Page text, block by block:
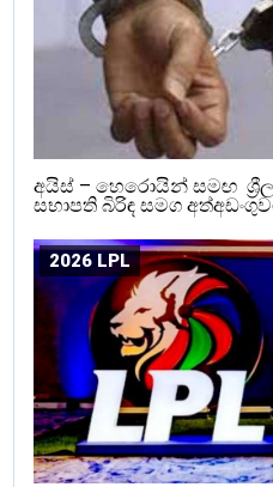
අයිස් – හෙරොයින් සමඟ
සභාපති බිරිඳ සමග
2026 LPL